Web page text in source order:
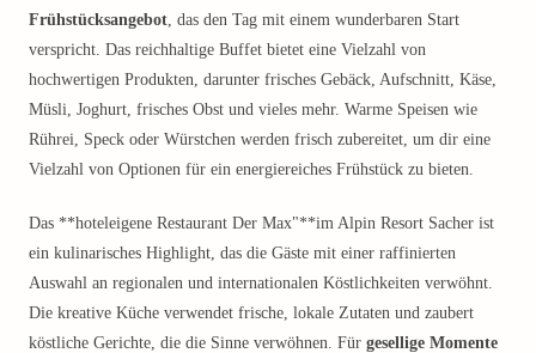
Frühstücksangebot, das den Tag mit einem wunderbaren Start
verspricht. Das reichhaltige Buffet bietet eine Vielzahl von
hochwertigen Produkten, darunter frisches Gebäck, Aufschnitt, Käse,
Müsli, Joghurt, frisches Obst und vieles mehr. Warme Speisen wie
Rührei, Speck oder Würstchen werden frisch zubereitet, um dir eine
Vielzahl von Optionen für ein energiereiches Frühstück zu bieten.
Das **hoteleigene Restaurant Der Max"**im Alpin Resort Sacher ist
ein kulinarisches Highlight, das die Gäste mit einer raffinierten
Auswahl an regionalen und internationalen Köstlichkeiten verwöhnt.
Die kreative Küche verwendet frische, lokale Zutaten und zaubert
köstliche Gerichte, die die Sinne verwöhnen. Für gesellige Momente